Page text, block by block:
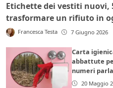
Etichette dei vestiti nuovi,
trasformare un rifiuto in
Francesca Testa 7 Giugno 2026
Carta
abbattute
numeri
20 Maggio